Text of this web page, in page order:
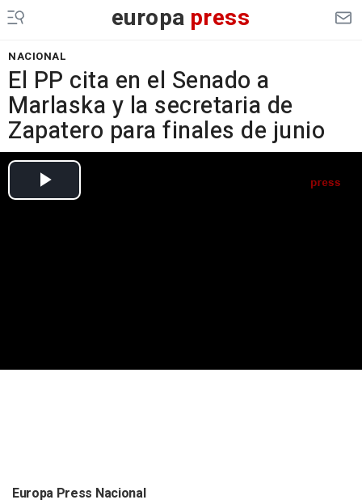
europa press
NACIONAL
El PP cita en el Senado a
Marlaska y la secretaria de
Zapatero para finales de junio
Europa Press Nacional